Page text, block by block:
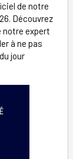
de notre
Découvrez
notre expert
à ne pas
jour